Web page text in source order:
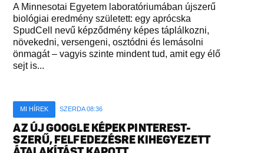
A Minnesotai Egyetem laboratóriumában újszerű
biológiai eredmény született: egy aprócska
SpudCell nevű képződmény képes táplálkozni,
növekedni, versengeni, osztódni és lemásolni
önmagát – vagyis szinte mindent tud, amit egy élő
sejt is...
MI HÍREK SZERDA 08:36
AZ ÚJ GOOGLE KÉPEK PINTEREST-
SZERŰ, FELFEDEZÉSRE KIHEGYEZETT